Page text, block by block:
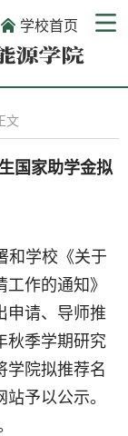
学校首页
文
国家助学金拟
和学校《关于
作的通知》
申请、导师推
秋季学期研究
学院拟推荐名
予以公示。